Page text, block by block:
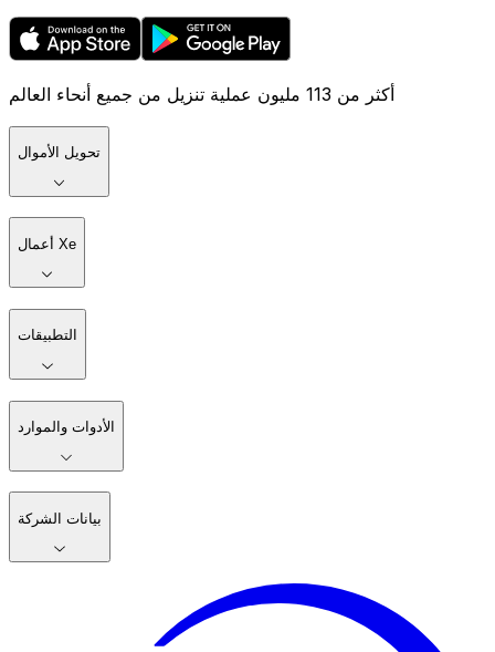
أكثر من 113 مليون عملية تنزيل من جميع أنحاء العالم
تحويل الأموال
أعمال Xe
التطبيقات
الأدوات والموارد
بيانات الشركة